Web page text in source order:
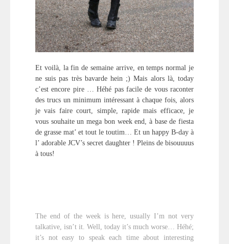
Et voilà, la fin de semaine arrive, en temps normal je
ne suis pas très bavarde hein ;) Mais alors là, today
c’est encore pire … Héhé pas facile de vous raconter
des trucs un minimum intéressant à chaque fois, alors
je vais faire court, simple, rapide mais efficace, je
vous souhaite un mega bon week end, à base de fiesta
de grasse mat’ et tout le toutim… Et un happy B-day à
l’ adorable JCV’s secret daughter ! Pleins de bisouuuus
à tous!
The end of the week is here, usually I’m not very
talkative, isn’t it. Well, today it’s much worse… Héhé;
it’s not easy to speak each time about interesting